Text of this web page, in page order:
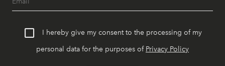
I hereby give my consent to the processing of my
personal data for the purposes of Privacy Policy